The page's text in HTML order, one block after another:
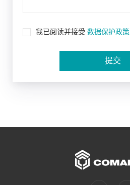
我已阅读并接受 数据保护政策
提交